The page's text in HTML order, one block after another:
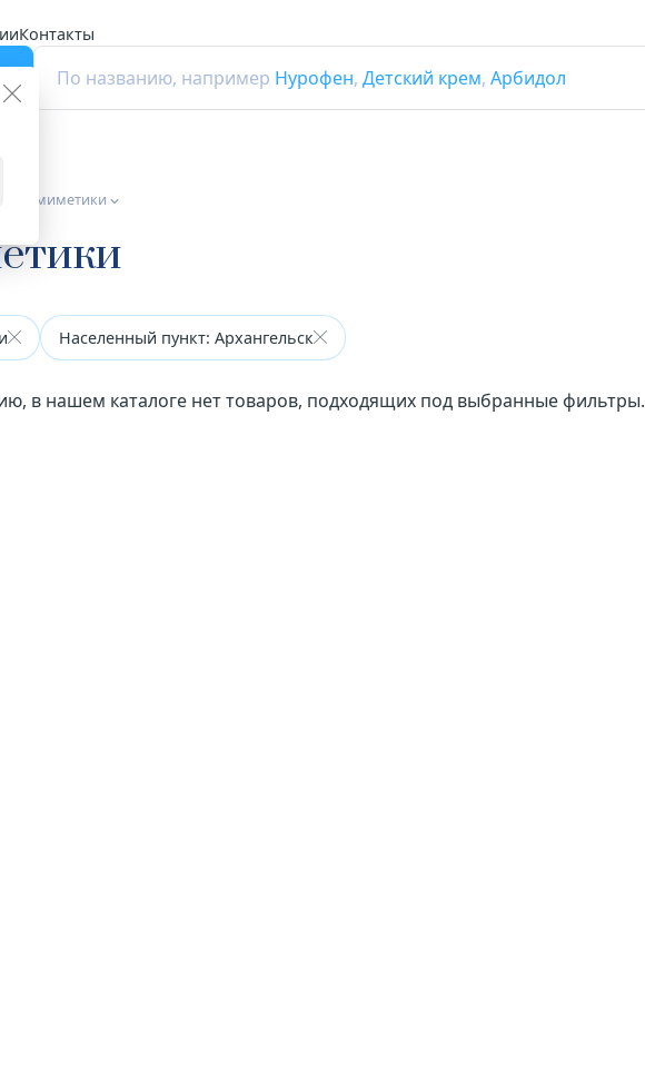
Контакты
По названию, например Нурофен, Детский крем, Арбидол
Населенный пункт: Архангельск
в нашем каталоге нет товаров, подходящих под выбранные фильтры.